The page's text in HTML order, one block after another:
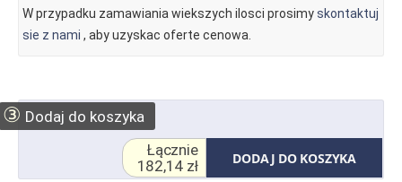
W przypadku zamawiania wiekszych ilosci prosimyskontaktuj
sie z nami , aby uzyskac oferte cenowa.
③ Dodaj do koszyka
DODAJ DO KOSZYKA
Łącznie
182,14 zł